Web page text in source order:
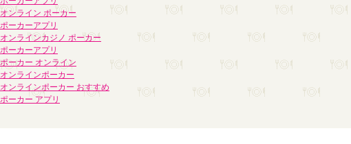
オンライン ポーカー
ポーカーアプリ
オンラインカジノ ポーカー
ポーカーアプリ
ポーカー オンライン
オンラインポーカー
オンラインポーカー おすすめ
ポーカー アプリ